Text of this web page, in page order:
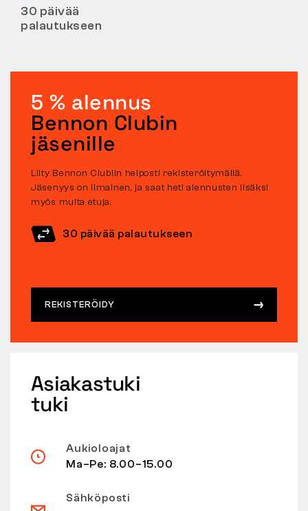
30 päivää
palautukseen
5 % alennus
Bennon Clubin
jäsenille
Liity Bennon Clubiin helposti rekisteröitymällä.
Jäsenyys on ilmainen, ja saat heti alennusten lisäksi
myös muita etuja.
30 päivää palautukseen
REKISTERÖIDY
Asiakastuki
tuki
Aukioloajat
Ma–Pe: 8.00–15.00
Sähköposti